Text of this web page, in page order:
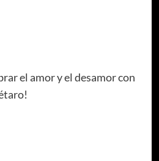
el amor y el desamor con